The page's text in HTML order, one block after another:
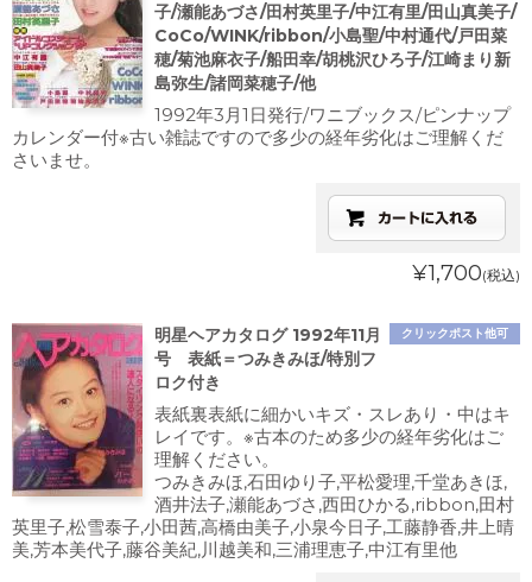
子/瀬能あづさ/田村英里子/中江有里/田山真美子/
CoCo/WINK/ribbon/小島聖/中村通代/戸田菜
穂/菊池麻衣子/船田幸/胡桃沢ひろ子/江崎まり新
島弥生/諸岡菜穂子/他
1992年3月1日発行/ワニブックス/ピンナップ
カレンダー付※古い雑誌ですので多少の経年劣化はご理解くだ
さいませ。
¥1,700(税込)
クリックポスト他可
明星ヘアカタログ 1992年11月
号 表紙＝つみきみほ/特別フ
ロク付き
表紙裏表紙に細かいキズ・スレあり・中はキ
レイです。※古本のため多少の経年劣化はご
理解ください。
つみきみほ,石田ゆり子,平松愛理,千堂あきほ,
酒井法子,瀬能あづさ,西田ひかる,ribbon,田村
英里子,松雪泰子,小田茜,高橋由美子,小泉今日子,工藤静香,井上晴
美,芳本美代子,藤谷美紀,川越美和,三浦理恵子,中江有里他